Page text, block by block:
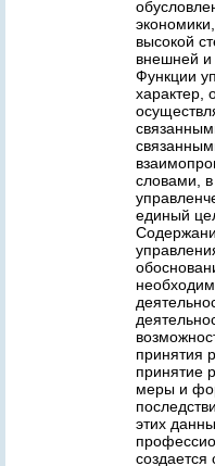
высокой
внешней и
Функции
характер,
словами,
единый
принятия
принятие
меры и
этих